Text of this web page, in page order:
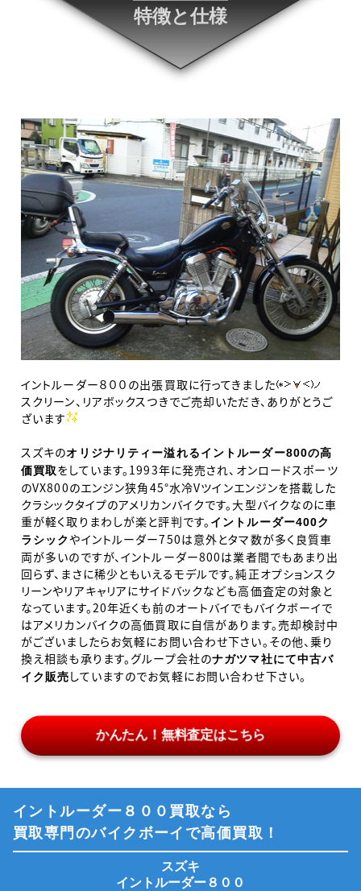
特徴と仕様
イントルーダー８００の出張買取に行ってきました
スクリーン、リアボックスつきでご売却いただき、ありがとうご
ざいます
スズキのオリジナリティ ー溢れるイントルーダー800の高
価買取をしています。 1993年に発売され、オンロードスポーツ
のVX800のエンジン狭角45°水冷Vツインエンジンを搭載した
クラシックタイプのアメリカンバイクです。大型バイクなのに車
重が軽く取りまわしが楽と評判です。 イントルーダー400ク
ラシック やイントルーダー750は意外とタマ数が多く良質車
両が多いのですが、イントルーダー800は業者間でもあまり出
回らず、まさに稀少ともいえるモデルです。純正オプションスク
リーンやリアキャリアにサイドバックなども高価査定の対象と
なっています。20年近くも前のオートバイでもバイクボーイで
はアメリカンバイクの高価買取に自信があります。売却検討中
がございましたらお気軽にお問い合わせ下さい。その他、乗り
換え相談も承ります。グループ会社のナガツマ社にて中古バ
イク販売していますのでお気軽にお問い合わせ下さい。
かんたん！無料査定はこちら
イントルーダー８００買取なら
買取専門のバイクボーイで高価買取！
スズキ
イントルーダー８００